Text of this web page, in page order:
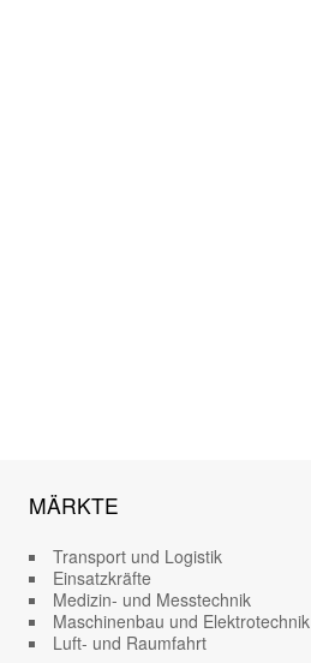
MÄRKTE
Transport und Logistik
Einsatzkräfte
Medizin- und Messtechnik
Maschinenbau und Elektrotechnik
Luft- und Raumfahrt